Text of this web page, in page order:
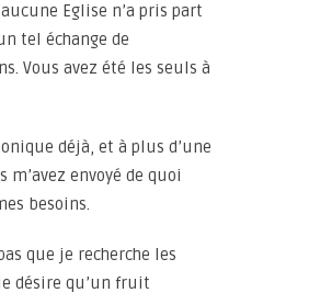
Eglise n’a pris part
tel échange de
Vous avez été les seuls à
déjà, et à plus d’une
m’avez envoyé de quoi
besoins.
que je recherche les
désire qu’un fruit